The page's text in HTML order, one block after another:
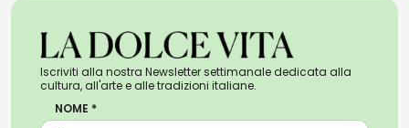
Iscriviti alla nostra Newsletter settimanale dedicata alla
cultura, all'arte e alle tradizioni italiane.
NOME *